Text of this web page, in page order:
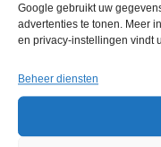
Google gebruikt uw
advertenties te tonen. Meer
en privacy-instellingen vindt
Beheer diensten